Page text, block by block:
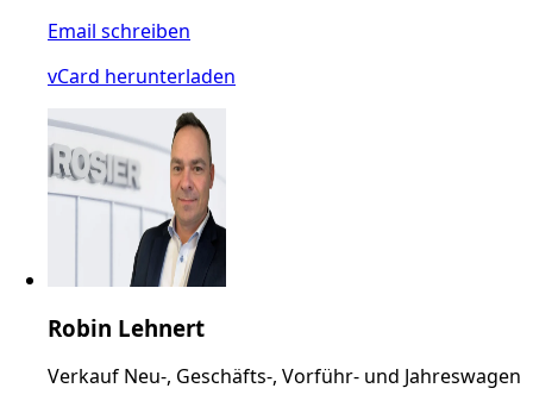
Email schreiben
vCard herunterladen
Robin Lehnert
Verkauf Neu-, Geschäfts-, Vorführ- und Jahreswagen